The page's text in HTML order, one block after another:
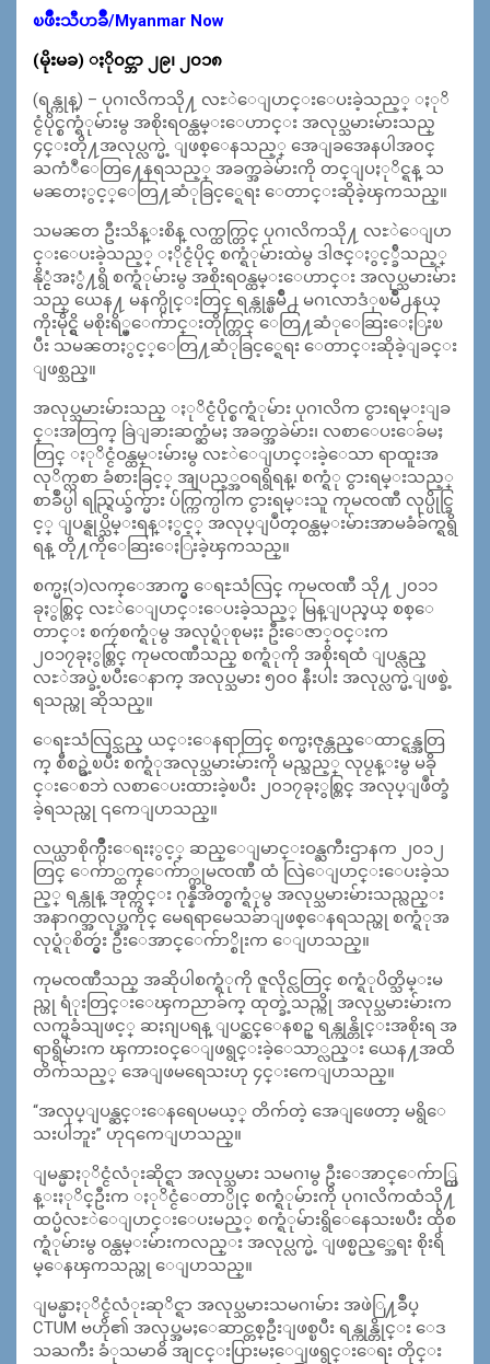
ၿဖိဳးသီဟခ်ိဳ/Myanmar Now
(မိုးမခ) ႏို၀င္ဘာ ၂၉၊ ၂၀၁၈
(ရန္ကုန္) – ပုဂၢလိကသို႔ လႊဲေျပာင္းေပးခဲ့သည့္ ႏုိ
င္ငံပိုင္စက္ရံုမ်ားမွ အစိုးရ၀န္ထမ္းေဟာင္း အလုပ္သမားမ်ားသည္
၄င္းတို႔အလုပ္လက္မဲ့ ျဖစ္ေနသည့္ အေျခအေနပါအ၀င္
ႀကံဳေတြ႔ေနရသည့္ အခက္အခဲမ်ားကို တင္ျပႏုိင္ရန္ သ
မၼတႏွင့္ေတြ႔ဆံုခြင့္ရေရး ေတာင္းဆိုခဲ့ၾကသည္။
သမၼတ ဦးသိန္းစိန္ လက္ထက္တြင္ ပုဂၢလိကသို႔ လႊဲေျပာ
င္းေပးခဲ့သည့္ ႏိုင္ငံပိုင္ စက္ရံုမ်ားထဲမွ ဒါဇင္ႏွင့္ခ်ီသည့္
နို္င္ငံအႏွံ႔ရွိ စက္ရံုမ်ားမွ အစိုးရ၀န္ထမ္းေဟာင္း အလုပ္သမားမ်ား
သည္ ယေန႔ မနက္ပိုင္းတြင္ ရန္ကုန္ၿမိဳ႕ မဂၤလာဒံုၿမိဳ႕နယ္
ကိုးမိုင္ရွိ မစိုးရိ္မ္ေက်ာင္းတိုက္တြင္ ေတြ႔ဆံုေဆြးေႏြးၿ
ပီး သမၼတႏွင့္ေတြ႔ဆံုခြင့္ရေရး ေတာင္းဆိုခဲ့ျခင္း
ျဖစ္သည္။
အလုပ္သမားမ်ားသည္ ႏုိင္ငံပိုင္စက္ရံုမ်ား ပုဂၢလိက ငွားရမ္းျခ
င္းအတြက္ ခြဲျခားဆက္ဆံမႈ အခက္အခဲမ်ား၊ လစာေပးေခ်မႈ
တြင္ ႏုိင္ငံဝန္ထမ္းမ်ားမွ လႊဲေျပာင္းခဲ့ေသာ ရာထူးအ
လုိက္လစာ ခံစားခြင့္ အျပည့္အဝရရွိရန္၊ စက္ရံု ငွားရမ္းသည့္
စာခ်ဳပ္ပါ ရည္ရြယ္ခ်က္မ်ား ပ်က္ကြက္ပါက ငွားရမ္းသူ ကုမၸဏီ လုပ္ပိုင္ခြ
င့္ ျပန္ရုပ္သိမ္းရန္ႏွင့္ အလုပ္ျပဳတ္ဝန္ထမ္းမ်ားအာမခံခ်က္ရရွိ
ရန္ တို႔ကိုေဆြးေႏြးခဲ့ၾကသည္။
စက္မႈ(၁)လက္ေအာက္မွ ေရႊသံလြင္ ကုမၸဏီ သို႔ ၂၀၁၁
ခုႏွစ္တြင္ လႊဲေျပာင္းေပးခဲ့သည့္ မြန္ျပည္နယ္ စစ္ေ
တာင္း စကၠဴစက္ရံုမွ အလုပ္ရံုစုမႈး ဦးေဇာ္ဝင္းက
၂၀၁၇ခုႏွစ္တြင္ ကုမၸဏီသည္ စက္ရံုကို အစိုးရထံ ျပန္လည္
လႊဲအပ္ခဲ့ၿပီးေနာက္ အလုပ္သမား ၅၀၀ နီးပါး အလုပ္လက္မဲ့ျဖစ္ခဲ့
ရသည္ဟု ဆိုသည္။
ေရႊသံလြင္သည္ ယင္းေနရာတြင္ စက္မႈဇုန္တည္ေထာင္ရန္အတြ
က္ စီစဥ္ခဲ့ၿပီး စက္ရံုအလုပ္သမားမ်ားကို မည္သည့္ လုပ္ငန္းမွ မခို
င္းေစဘဲ လစာေပးထားခဲ့ၿပီး ၂၀၁၇ခုႏွစ္တြင္ အလုပ္ျဖဳတ္ခံ
ခဲ့ရသည္ဟု ၎ကေျပာသည္။
လယ္ယာစိုက္ပ်ိဳးေရးႏွင့္ ဆည္ေျမာင္းဝန္ႀကီးဌာနက ၂၀၁၂
တြင္ ေက်ာ္ထက္ေက်ာ္ကုမၸဏီ ထံ လြဲေျပာင္းေပးခဲ့သ
ည့္ ရန္ကုန္ အုတ္က်င္း ဂုန္နီအိတ္စက္ရံုမွ အလုပ္သမားမ်ားသည္လည္း
အနာဂတ္အလုပ္အကိုင္ မေရရာမေသခ်ာျဖစ္ေနရသည္ဟု စက္ရံုအ
လုပ္ရံုစိတ္မွဴး ဦးေအာင္ေက်ာ္စိုးက ေျပာသည္။
ကုမၸဏီသည္ အဆိုပါစက္ရံုကို ဇူလိုင္လတြင္ စက္ရံုပိတ္သိမ္းမ
ည္ဟု ရံုးတြင္းေၾကညာခ်က္ ထုတ္ခဲ့သည္ကို အလုပ္သမားမ်ားက
လက္မခံသျဖင့္ ဆႏၵျပရန္ ျပင္ဆင္ေနစဥ္ ရန္ကုန္တိုင္းအစိုးရ အ
ရာရွိမ်ားက ၾကား၀င္ေျဖရွင္းခဲ့ေသာ္လည္း ယေန႔အထိ
တိက်သည့္ အေျဖမရေသးဟု ၄င္းကေျပာသည္။
“အလုပ္ျပန္ဆင္းေနရေပမယ့္ တိက်တဲ့ အေျဖေတာ့ မရွိေ
သးပါဘူး” ဟု၎ကေျပာသည္။
ျမန္မာႏုိင္ငံလံုးဆိုင္ရာ အလုပ္သမား သမဂၢမွ ဦးေအာင္ေက်ာ္ထြ
န္းႏုိင္ဦးက ႏုိင္ငံေတာ္ပိုင္ စက္ရံုမ်ားကို ပုဂၢလိကထံသို႔
ထပ္မံလႊဲေျပာင္းေပးမည့္ စက္ရံုမ်ားရွိေနေသးၿပီး ထိုစ
က္ရံုမ်ားမွ ဝန္ထမ္းမ်ားကလည္း အလုပ္လက္မဲ့ ျဖစ္မည့္အေရး စိုးရိ
မ္ေနၾကသည္ဟု ေျပာသည္။
ျမန္မာႏုိင္ငံလံုးဆုိင္ရာ အလုပ္သမားသမဂၢမ်ား အဖဲြ႔ခ်ဳပ္
CTUM ဗဟို၏ အလုပ္အမႈေဆာင္တစ္ဦးျဖစ္ၿပီး ရန္ကုန္တိုင္း ေဒ
သႀကီး ခံုသမာဓိ အျငင္းပြားမႈေျဖရွင္းေရး တိုင္း